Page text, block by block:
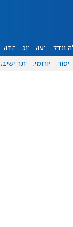
ונדל"ן דעות אוכל יהדות
ספורט פורומים אתר ישיבה